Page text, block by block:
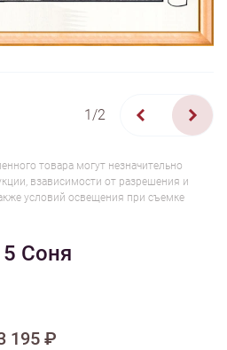
1/2
товара могут незначительно
взависимости от разрешения и
условий освещения при съемке
Соня
195 ₽